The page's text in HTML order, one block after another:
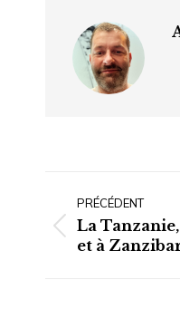
articlePRÉCÉDENT
Article
La
et à